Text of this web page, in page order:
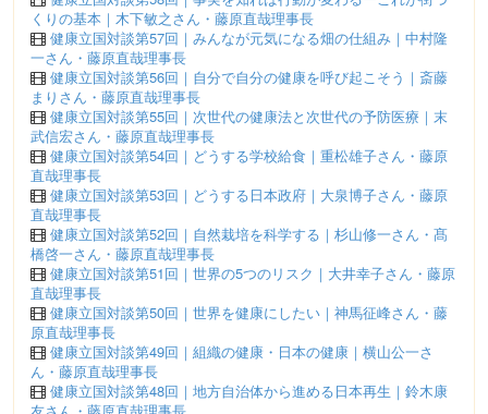
くりの基本｜木下敏之さん・藤原直哉理事長
健康立国対談第57回｜みんなが元気になる畑の仕組み｜中村隆
一さん・藤原直哉理事長
健康立国対談第56回｜自分で自分の健康を呼び起こそう｜斎藤
まりさん・藤原直哉理事長
健康立国対談第55回｜次世代の健康法と次世代の予防医療｜末
武信宏さん・藤原直哉理事長
健康立国対談第54回｜どうする学校給食｜重松雄子さん・藤原
直哉理事長
健康立国対談第53回｜どうする日本政府｜大泉博子さん・藤原
直哉理事長
健康立国対談第52回｜自然栽培を科学する｜杉山修一さん・髙
橋啓一さん・藤原直哉理事長
健康立国対談第51回｜世界の5つのリスク｜大井幸子さん・藤原
直哉理事長
健康立国対談第50回｜世界を健康にしたい｜神馬征峰さん・藤
原直哉理事長
健康立国対談第49回｜組織の健康・日本の健康｜横山公一さ
ん・藤原直哉理事長
健康立国対談第48回｜地方自治体から進める日本再生｜鈴木康